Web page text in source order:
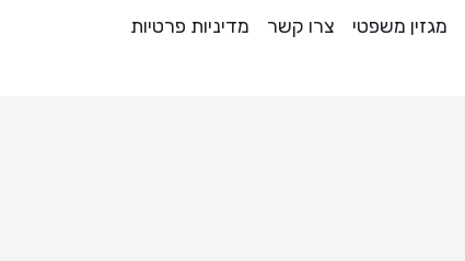
מגזין משפטי צרו קשר מדיניות פרטיות